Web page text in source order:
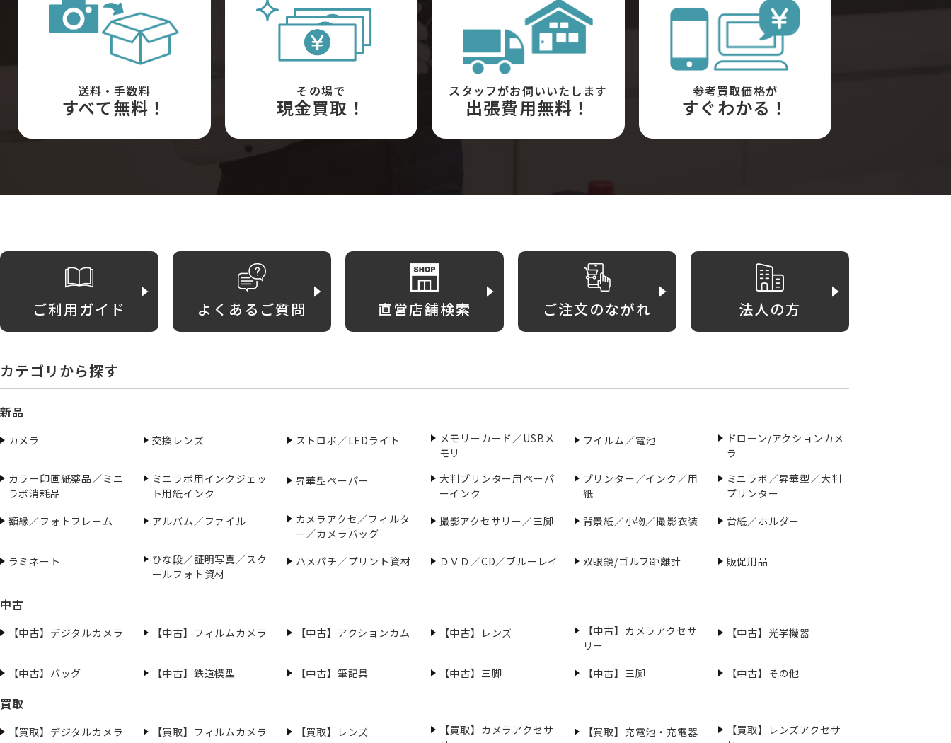
送料・手数料
すべて無料！
その場で
現金買取！
スタッフがお伺いいたします
出張費用無料！
参考買取価格が
すぐわかる！
ご利用ガイド よくあるご質問 直営店舗検索 ご注文のながれ 法人の方
カテゴリから探す
新品
カメラ 交換レンズ ストロボ／LEDライト
メモリーカード／USBメ
モリ
フイルム／電池
ドローン/アクションカメ
ラ
カラー印画紙薬品／ミニ
ラボ消耗品
ミニラボ用インクジェッ
ト用紙インク
昇華型ペーパー
大判プリンター用ペーパ
ーインク
プリンター／インク／用
紙
ミニラボ／昇華型／大判
プリンター
額縁／フォトフレーム
アルバム／ファイル
カメラアクセ／フィルタ
ー／カメラバッグ
撮影アクセサリー／三脚 背景紙／小物／撮影衣装 台紙／ホルダー
ラミネート
ひな段／証明写真／スク
ールフォト資材
ハメパチ／プリント資材 ＤＶＤ／CD／ブルーレイ 双眼鏡/ゴルフ距離計 販促用品
中古
【中古】デジタルカメラ 【中古】フィルムカメラ 【中古】アクションカム 【中古】レンズ
【中古】カメラアクセサ
リー
【中古】光学機器
【中古】バッグ 【中古】鉄道模型 【中古】筆記具 【中古】三脚 【中古】三脚 【中古】その他
買取
【買取】デジタルカメラ 【買取】フィルムカメラ 【買取】レンズ
【買取】カメラアクセサ
【買取】充電池・充電器
【買取】レンズアクセサ